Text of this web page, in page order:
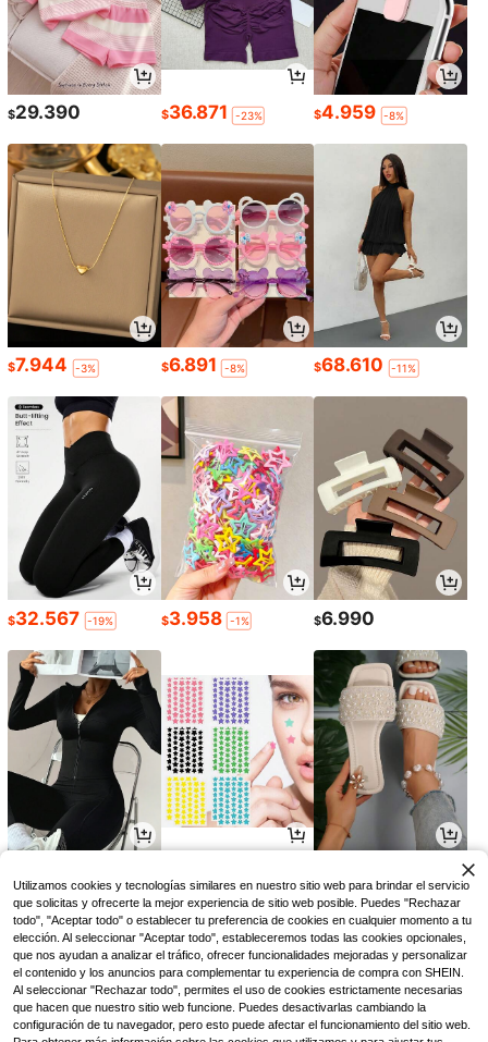
$29.390 $36.871 -23% $4.959 -8%
$7.944 -3% $6.891 -8% $68.610 -11%
$32.567 -19% $3.958 -1% $6.990
Utilizamos cookies y tecnologías similares en nuestro sitio web para brindar el servicio
que solicitas y ofrecerte la mejor experiencia de sitio web posible. Puedes "Rechazar
todo", "Aceptar todo" o establecer tu preferencia de cookies en cualquier momento a tu
elección. Al seleccionar "Aceptar todo", estableceremos todas las cookies opcionales,
que nos ayudan a analizar el tráfico, ofrecer funcionalidades mejoradas y personalizar
el contenido y los anuncios para complementar tu experiencia de compra con SHEIN.
Al seleccionar "Rechazar todo", permites el uso de cookies estrictamente necesarias
que hacen que nuestro sitio web funcione. Puedes desactivarlas cambiando la
configuración de tu navegador, pero esto puede afectar el funcionamiento del sitio web.